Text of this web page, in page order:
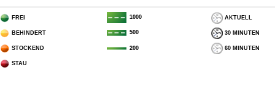
FREI 1000 AKTUELL
BEHINDERT 500 30 MINUTEN
STOCKEND 200 60 MINUTEN
STAU